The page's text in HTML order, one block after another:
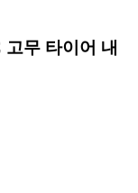
무 타이어 내